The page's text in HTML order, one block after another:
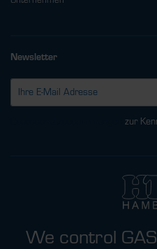
Newsletter
zur
We control